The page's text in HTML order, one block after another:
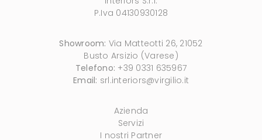
P.Iva 04130930128
Showroom: Via Matteotti 26, 21052
Busto Arsizio (Varese)
Telefono: +39 0331 635967
Email: srl.interiors@virgilio.it
Azienda
Servizi
I nostri Partner